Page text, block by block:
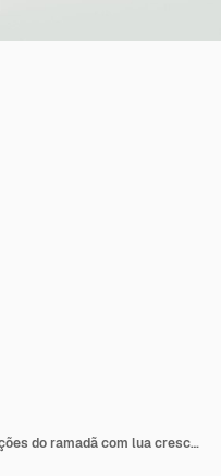
Composição islâmica de saudações do ramadã com lua crescente 3d e lanternas árabes